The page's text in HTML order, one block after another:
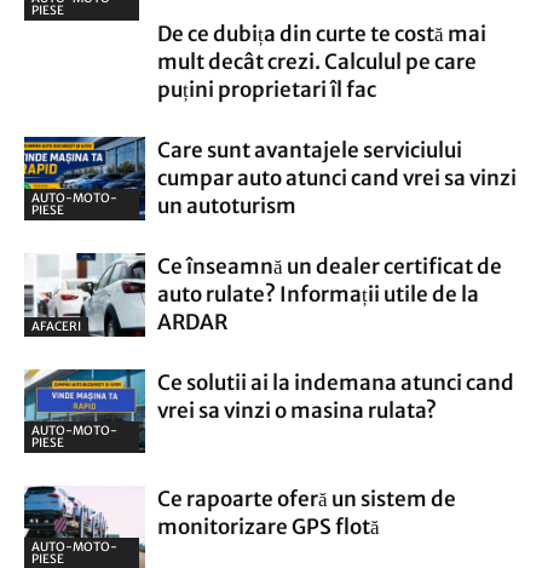
PIESE
De ce dubița din curte te costă mai
mult decât crezi. Calculul pe care
puțini proprietari îl fac
AUTO-MOTO-
PIESE
Care sunt avantajele serviciului
cumpar auto atunci cand vrei sa vinzi
un autoturism
AFACERI
Ce înseamnă un dealer certificat de
auto rulate? Informații utile de la
ARDAR
AUTO-MOTO-
PIESE
Ce solutii ai la indemana atunci cand
vrei sa vinzi o masina rulata?
AUTO-MOTO-
PIESE
Ce rapoarte oferă un sistem de
monitorizare GPS flotă